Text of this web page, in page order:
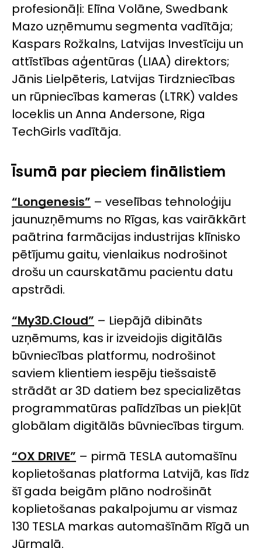
profesionāļi: Elīna Volāne, Swedbank
Mazo uzņēmumu segmenta vadītāja;
Kaspars Rožkalns, Latvijas Investīciju un
attīstības aģentūras (LIAA) direktors;
Jānis Lielpēteris, Latvijas Tirdzniecības
un rūpniecības kameras (LTRK) valdes
loceklis un Anna Andersone, Riga
TechGirls vadītāja.
Īsumā par pieciem finālistiem
“Longenesis” – veselības tehnoloģiju
jaunuzņēmums no Rīgas, kas vairākkārt
paātrina farmācijas industrijas klīnisko
pētījumu gaitu, vienlaikus nodrošinot
drošu un caurskatāmu pacientu datu
apstrādi.
“My3D.Cloud” – Liepājā dibināts
uzņēmums, kas ir izveidojis digitālās
būvniecības platformu, nodrošinot
saviem klientiem iespēju tiešsaistē
strādāt ar 3D datiem bez specializētas
programmatūras palīdzības un piekļūt
globālam digitālās būvniecības tirgum.
“OX DRIVE” – pirmā TESLA automašīnu
koplietošanas platforma Latvijā, kas līdz
šī gada beigām plāno nodrošināt
koplietošanas pakalpojumu ar vismaz
130 TESLA markas automašīnām Rīgā un
Jūrmalā.